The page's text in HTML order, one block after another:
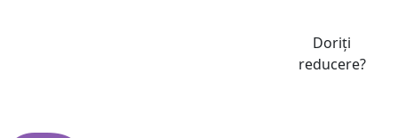
Doriți
reducere?